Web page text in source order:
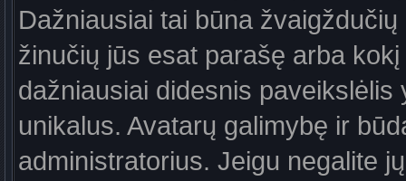
Dažniausiai tai būna
žinučių jūs esat parašę arba
dažniausiai didesnis
unikalus. Avatarų galimybę ir
administratorius. Jeigu negalite